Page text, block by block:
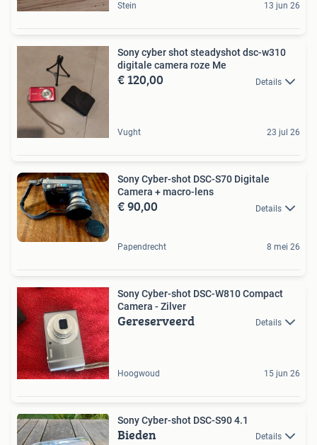
Stein 13 jun 26
Sony cyber shot steadyshot dsc-w310
digitale camera roze Me
€ 120,00 Details
Vught 23 jul 26
Sony Cyber-shot DSC-S70 Digitale
Camera + macro-lens
€ 90,00 Details
Papendrecht 8 mei 26
Sony Cyber-shot DSC-W810 Compact
Camera - Zilver
Gereserveerd Details
Hoogwoud 15 jun 26
Sony Cyber-shot DSC-S90 4.1
Bieden Details